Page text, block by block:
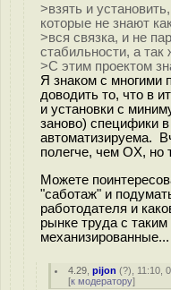
>взять и
которые не знают
>вся связка, и не
стабильности, а так
>С этим проектом
Я знаком с многими
доводить то, что в
и установки с
заново) специфики
автоматизируема.
полегче, чем OX, но
Можете
"саботаж" и
работодателя и
рынке труда с
механизированные...
4.29 ,pijon (?), 11:10,
[к модератору]